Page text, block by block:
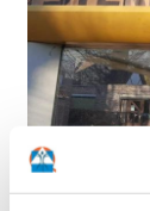
Het officiële